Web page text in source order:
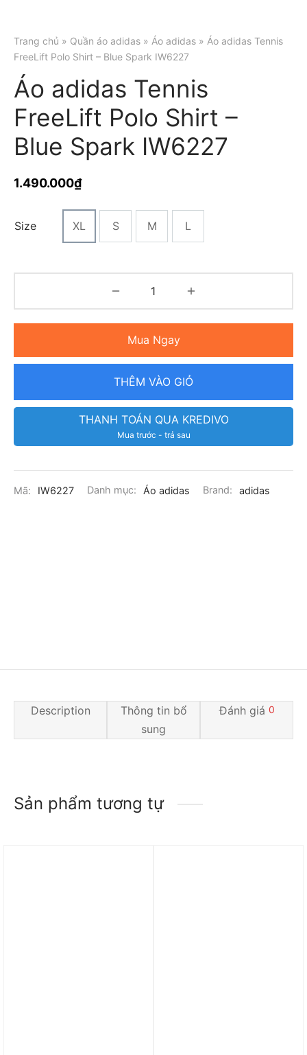
Trang chủ » Quần áo adidas » Áo adidas » Áo adidas Tennis
FreeLift Polo Shirt – Blue Spark IW6227
Áo adidas Tennis
FreeLift Polo Shirt –
Blue Spark IW6227
1.490.000₫
Size XL S M L
Mua Ngay
THÊM VÀO GIỎ
THANH TOÁN QUA KREDIVO
Mua trước - trả sau
Mã: IW6227 Danh mục: Áo adidas Brand: adidas
Description
Thông tin bổ
sung
Đánh giá 0
Sản phẩm tương tự